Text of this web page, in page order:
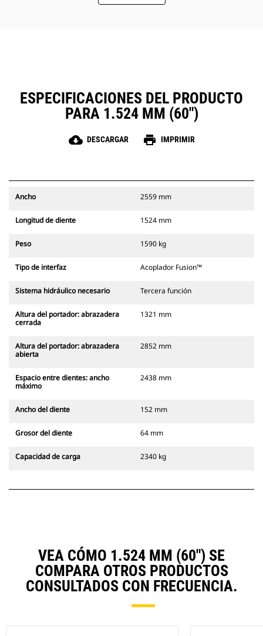
ESPECIFICACIONES DEL PRODUCTO
PARA 1.524 MM (60")
cloud_download DESCARGAR print IMPRIMIR
Ancho 2559 mm
Longitud de diente 1524 mm
Peso 1590 kg
Tipo de interfaz Acoplador Fusion™
Sistema hidráulico necesario Tercera función
Altura del portador: abrazadera
cerrada
1321 mm
Altura del portador: abrazadera
abierta
2852 mm
Espacio entre dientes: ancho
máximo
2438 mm
Ancho del diente 152 mm
Grosor del diente 64 mm
Capacidad de carga 2340 kg
VEA CÓMO 1.524 MM (60") SE
COMPARA OTROS PRODUCTOS
CONSULTADOS CON FRECUENCIA.